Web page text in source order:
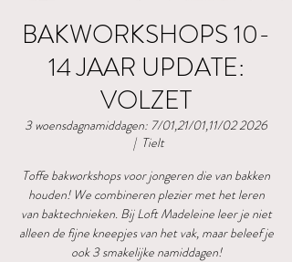
BAKWORKSHOPS 10-
14 JAAR UPDATE:
VOLZET
3 woensdagnamiddagen: 7/01,21/01,11/02 2026
  |
Tielt
Toffe bakworkshops voor jongeren die van bakken
houden! We combineren plezier met het leren
van baktechnieken. Bij Loft Madeleine leer je niet
alleen de fijne kneepjes van het vak, maar beleef je
ook 3 smakelijke namiddagen!